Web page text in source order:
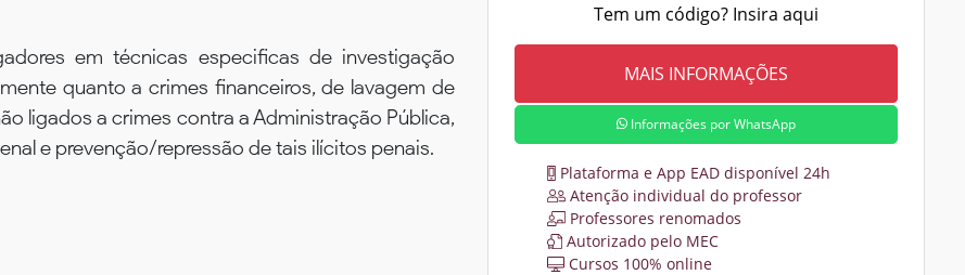
em técnicas especificas de investigação
quanto a crimes financeiros, de lavagem de
ligados a crimes contra a Administração Pública,
e prevenção/repressão de tais ilícitos penais.
Tem um código? Insira aqui
Informações por WhatsApp
Plataforma e App EAD disponível 24h
Atenção individual do professor
Professores renomados
Autorizado pelo MEC
Cursos 100% online